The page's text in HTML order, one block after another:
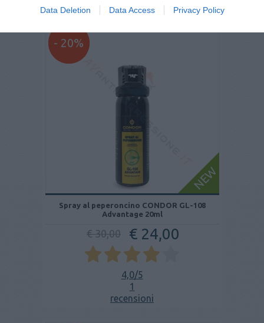
Data Deletion Data Access Privacy Policy
- 20%
Spray al peperoncino CONDOR GL-108
Advantage 20ml
€ 30,00 € 24,00
4,0/5
1
recensioni